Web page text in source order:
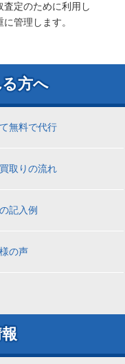
定のために利用し
管理します。
方へ
無料で代行
取りの流れ
記入例
の声